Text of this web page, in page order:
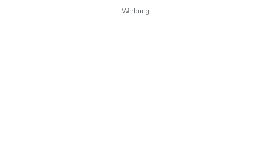
Werbung